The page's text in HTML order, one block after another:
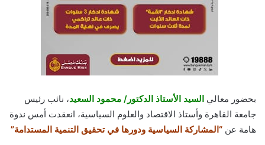
بحضور معالي السيد الأستاذ الدكتور/ محمود السعيد، نائب رئيس
جامعة القاهرة وأستاذ الاقتصاد والعلوم السياسية، انعقدت أمس ندوة
هامة عن “المشاركة السياسية ودورها في تحقيق التنمية المستدامة”